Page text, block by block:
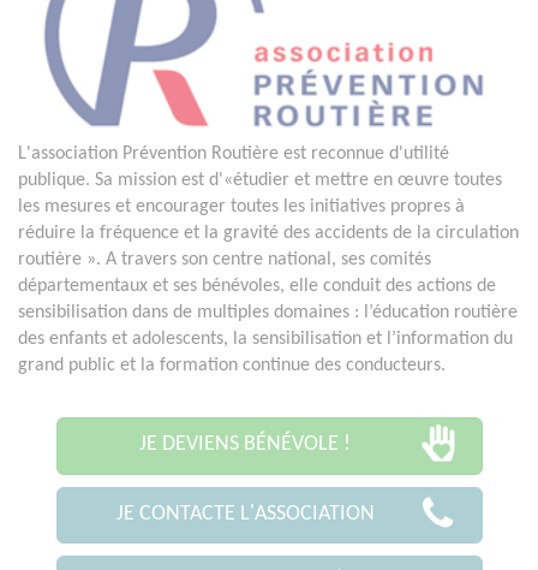
L'association Prévention Routière est reconnue d'utilité
publique. Sa mission est d'«étudier et mettre en œuvre toutes
les mesures et encourager toutes les initiatives propres à
réduire la fréquence et la gravité des accidents de la circulation
routière ». A travers son centre national, ses comités
départementaux et ses bénévoles, elle conduit des actions de
sensibilisation dans de multiples domaines : l’éducation routière
des enfants et adolescents, la sensibilisation et l’information du
grand public et la formation continue des conducteurs.
JE DEVIENS BÉNÉVOLE !
JE CONTACTE L'ASSOCIATION